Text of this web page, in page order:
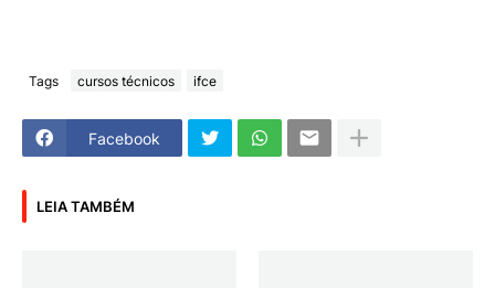
Tags cursos técnicos ifce
Facebook
LEIA TAMBÉM